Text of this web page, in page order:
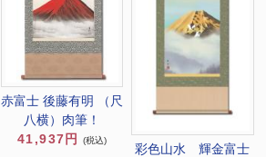
赤富士 後藤有明 （尺
八横）肉筆！
41,937円
(税込)
彩色山水 輝金富士